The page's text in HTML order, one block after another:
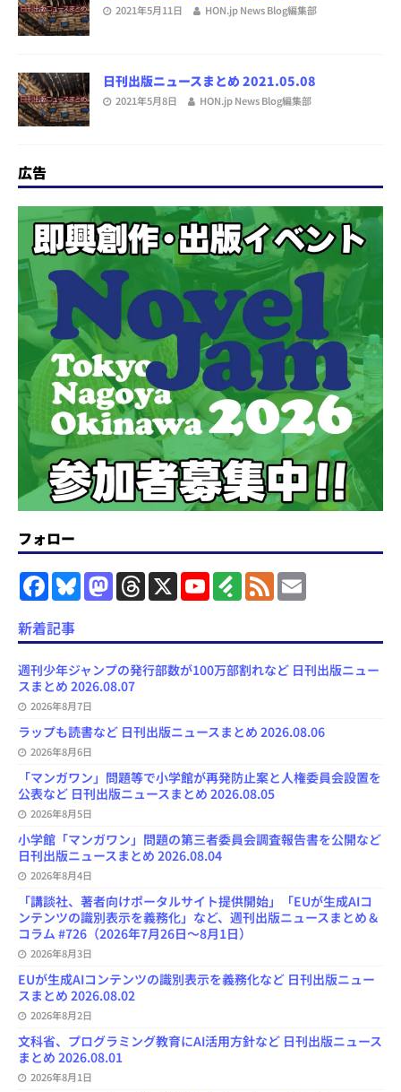
2021年5月11日 HON.jp News Blog編集部
日刊出版ニュースまとめ 2021.05.08
2021年5月8日 HON.jp News Blog編集部
広告
フォロー
F
e
b
o
k
B
y
M
o
n
T
s
X
Y
e
C
n
F
F
新着記事
週刊少年ジャンプの発行部数が100万部割れなど 日刊出版ニュー
スまとめ 2026.08.07
2026年8月7日
ラップも読書など 日刊出版ニュースまとめ 2026.08.06
2026年8月6日
「マンガワン」問題等で小学館が再発防止案と人権委員会設置を
公表など 日刊出版ニュースまとめ 2026.08.05
2026年8月5日
小学館「マンガワン」問題の第三者委員会調査報告書を公開など
日刊出版ニュースまとめ 2026.08.04
2026年8月4日
「講談社、著者向けポータルサイト提供開始」「EUが生成AIコ
ンテンツの識別表示を義務化」など、週刊出版ニュースまとめ＆
コラム #726（2026年7月26日～8月1日）
2026年8月3日
EUが生成AIコンテンツの識別表示を義務化など 日刊出版ニュー
スまとめ 2026.08.02
2026年8月2日
文科省、プログラミング教育にAI活用方針など 日刊出版ニュース
まとめ 2026.08.01
2026年8月1日